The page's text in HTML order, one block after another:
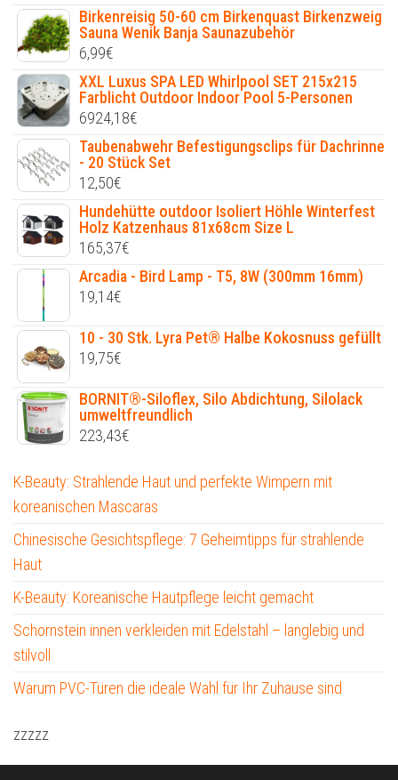
Birkenreisig 50-60 cm Birkenquast Birkenzweig
Sauna Wenik Banja Saunazubehör
6,99€
XXL Luxus SPA LED Whirlpool SET 215x215
Farblicht Outdoor Indoor Pool 5-Personen
6924,18€
Taubenabwehr Befestigungsclips für Dachrinne
- 20 Stück Set
12,50€
Hundehütte outdoor Isoliert Höhle Winterfest
Holz Katzenhaus 81x68cm Size L
165,37€
Arcadia - Bird Lamp - T5, 8W (300mm 16mm)
19,14€
10 - 30 Stk. Lyra Pet® Halbe Kokosnuss gefüllt
19,75€
BORNIT®-Siloflex, Silo Abdichtung, Silolack
umweltfreundlich
223,43€
K-Beauty: Strahlende Haut und perfekte Wimpern mit
koreanischen Mascaras
Chinesische Gesichtspflege: 7 Geheimtipps für strahlende
Haut
K-Beauty: Koreanische Hautpflege leicht gemacht
Schornstein innen verkleiden mit Edelstahl – langlebig und
stilvoll
Warum PVC-Türen die ideale Wahl für Ihr Zuhause sind
zzzzz